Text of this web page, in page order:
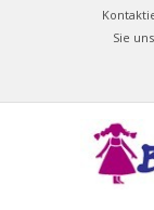
Sie uns